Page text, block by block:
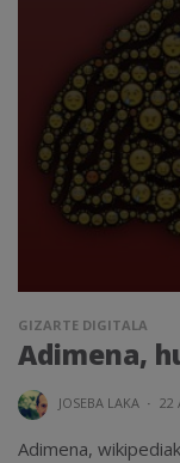
GIZARTE DIGITALA
Adimena,
JOSEBA LAKA · 22
Adimena,